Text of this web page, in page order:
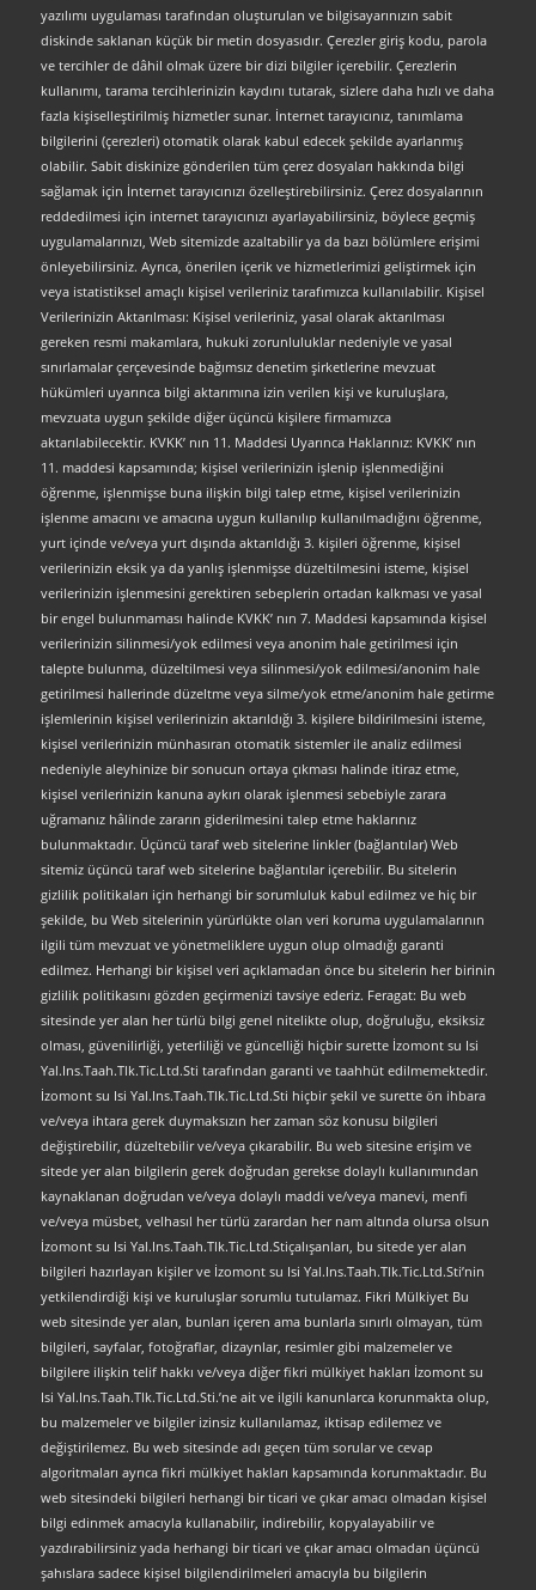
yazılımı uygulaması tarafından oluşturulan ve bilgisayarınızın sabit
diskinde saklanan küçük bir metin dosyasıdır. Çerezler giriş kodu, parola
ve tercihler de dâhil olmak üzere bir dizi bilgiler içerebilir. Çerezlerin
kullanımı, tarama tercihlerinizin kaydını tutarak, sizlere daha hızlı ve daha
fazla kişiselleştirilmiş hizmetler sunar. İnternet tarayıcınız, tanımlama
bilgilerini (çerezleri) otomatik olarak kabul edecek şekilde ayarlanmış
olabilir. Sabit diskinize gönderilen tüm çerez dosyaları hakkında bilgi
sağlamak için İnternet tarayıcınızı özelleştirebilirsiniz. Çerez dosyalarının
reddedilmesi için internet tarayıcınızı ayarlayabilirsiniz, böylece geçmiş
uygulamalarınızı, Web sitemizde azaltabilir ya da bazı bölümlere erişimi
önleyebilirsiniz. Ayrıca, önerilen içerik ve hizmetlerimizi geliştirmek için
veya istatistiksel amaçlı kişisel verileriniz tarafımızca kullanılabilir. Kişisel
Verilerinizin Aktarılması: Kişisel verileriniz, yasal olarak aktarılması
gereken resmi makamlara, hukuki zorunluluklar nedeniyle ve yasal
sınırlamalar çerçevesinde bağımsız denetim şirketlerine mevzuat
hükümleri uyarınca bilgi aktarımına izin verilen kişi ve kuruluşlara,
mevzuata uygun şekilde diğer üçüncü kişilere firmamızca
aktarılabilecektir. KVKK’ nın 11. Maddesi Uyarınca Haklarınız: KVKK’ nın
11. maddesi kapsamında; kişisel verilerinizin işlenip işlenmediğini
öğrenme, işlenmişse buna ilişkin bilgi talep etme, kişisel verilerinizin
işlenme amacını ve amacına uygun kullanılıp kullanılmadığını öğrenme,
yurt içinde ve/veya yurt dışında aktarıldığı 3. kişileri öğrenme, kişisel
verilerinizin eksik ya da yanlış işlenmişse düzeltilmesini isteme, kişisel
verilerinizin işlenmesini gerektiren sebeplerin ortadan kalkması ve yasal
bir engel bulunmaması halinde KVKK’ nın 7. Maddesi kapsamında kişisel
verilerinizin silinmesi/yok edilmesi veya anonim hale getirilmesi için
talepte bulunma, düzeltilmesi veya silinmesi/yok edilmesi/anonim hale
getirilmesi hallerinde düzeltme veya silme/yok etme/anonim hale getirme
işlemlerinin kişisel verilerinizin aktarıldığı 3. kişilere bildirilmesini isteme,
kişisel verilerinizin münhasıran otomatik sistemler ile analiz edilmesi
nedeniyle aleyhinize bir sonucun ortaya çıkması halinde itiraz etme,
kişisel verilerinizin kanuna aykırı olarak işlenmesi sebebiyle zarara
uğramanız hâlinde zararın giderilmesini talep etme haklarınız
bulunmaktadır. Üçüncü taraf web sitelerine linkler (bağlantılar) Web
sitemiz üçüncü taraf web sitelerine bağlantılar içerebilir. Bu sitelerin
gizlilik politikaları için herhangi bir sorumluluk kabul edilmez ve hiç bir
şekilde, bu Web sitelerinin yürürlükte olan veri koruma uygulamalarının
ilgili tüm mevzuat ve yönetmeliklere uygun olup olmadığı garanti
edilmez. Herhangi bir kişisel veri açıklamadan önce bu sitelerin her birinin
gizlilik politikasını gözden geçirmenizi tavsiye ederiz. Feragat: Bu web
sitesinde yer alan her türlü bilgi genel nitelikte olup, doğruluğu, eksiksiz
olması, güvenilirliği, yeterliliği ve güncelliği hiçbir surette İzomont su Isi
Yal.Ins.Taah.Tlk.Tic.Ltd.Sti tarafından garanti ve taahhüt edilmemektedir.
İzomont su Isi Yal.Ins.Taah.Tlk.Tic.Ltd.Sti hiçbir şekil ve surette ön ihbara
ve/veya ihtara gerek duymaksızın her zaman söz konusu bilgileri
değiştirebilir, düzeltebilir ve/veya çıkarabilir. Bu web sitesine erişim ve
sitede yer alan bilgilerin gerek doğrudan gerekse dolaylı kullanımından
kaynaklanan doğrudan ve/veya dolaylı maddi ve/veya manevi, menfi
ve/veya müsbet, velhasıl her türlü zarardan her nam altında olursa olsun
İzomont su Isi Yal.Ins.Taah.Tlk.Tic.Ltd.Stiçalışanları, bu sitede yer alan
bilgileri hazırlayan kişiler ve İzomont su Isi Yal.Ins.Taah.Tlk.Tic.Ltd.Sti’nin
yetkilendirdiği kişi ve kuruluşlar sorumlu tutulamaz. Fikri Mülkiyet Bu
web sitesinde yer alan, bunları içeren ama bunlarla sınırlı olmayan, tüm
bilgileri, sayfalar, fotoğraflar, dizaynlar, resimler gibi malzemeler ve
bilgilere ilişkin telif hakkı ve/veya diğer fikri mülkiyet hakları İzomont su
Isi Yal.Ins.Taah.Tlk.Tic.Ltd.Sti.’ne ait ve ilgili kanunlarca korunmakta olup,
bu malzemeler ve bilgiler izinsiz kullanılamaz, iktisap edilemez ve
değiştirilemez. Bu web sitesinde adı geçen tüm sorular ve cevap
algoritmaları ayrıca fikri mülkiyet hakları kapsamında korunmaktadır. Bu
web sitesindeki bilgileri herhangi bir ticari ve çıkar amacı olmadan kişisel
bilgi edinmek amacıyla kullanabilir, indirebilir, kopyalayabilir ve
yazdırabilirsiniz yada herhangi bir ticari ve çıkar amacı olmadan üçüncü
şahıslara sadece kişisel bilgilendirilmeleri amacıyla bu bilgilerin